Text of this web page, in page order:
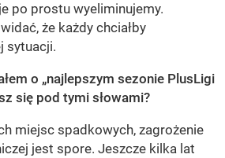
po prostu wyeliminujemy.
że każdy chciałby
sytuacji.
o „najlepszym sezonie PlusLigi
się pod tymi słowami?
miejsc spadkowych, zagrożenie
jest spore. Jeszcze kilka lat